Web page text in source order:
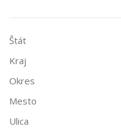
Štát
Kraj
Okres
Mesto
Ulica